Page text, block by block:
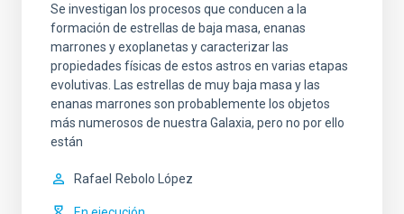
Se investigan los procesos que conducen a la
formación de estrellas de baja masa, enanas
marrones y exoplanetas y caracterizar las
propiedades físicas de estos astros en varias etapas
evolutivas. Las estrellas de muy baja masa y las
enanas marrones son probablemente los objetos
más numerosos de nuestra Galaxia, pero no por ello
están
Rafael Rebolo López